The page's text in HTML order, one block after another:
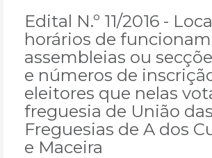
Edital N.º 11/2016 -
horários de
assembleias ou
e números de
eleitores que nelas
freguesia de União das
Freguesias de A dos
e Maceira